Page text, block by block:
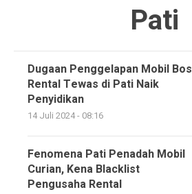
Pati
Dugaan Penggelapan Mobil Bos
Rental Tewas di Pati Naik
Penyidikan
14 Juli 2024 - 08:16
Fenomena Pati Penadah Mobil
Curian, Kena Blacklist
Pengusaha Rental